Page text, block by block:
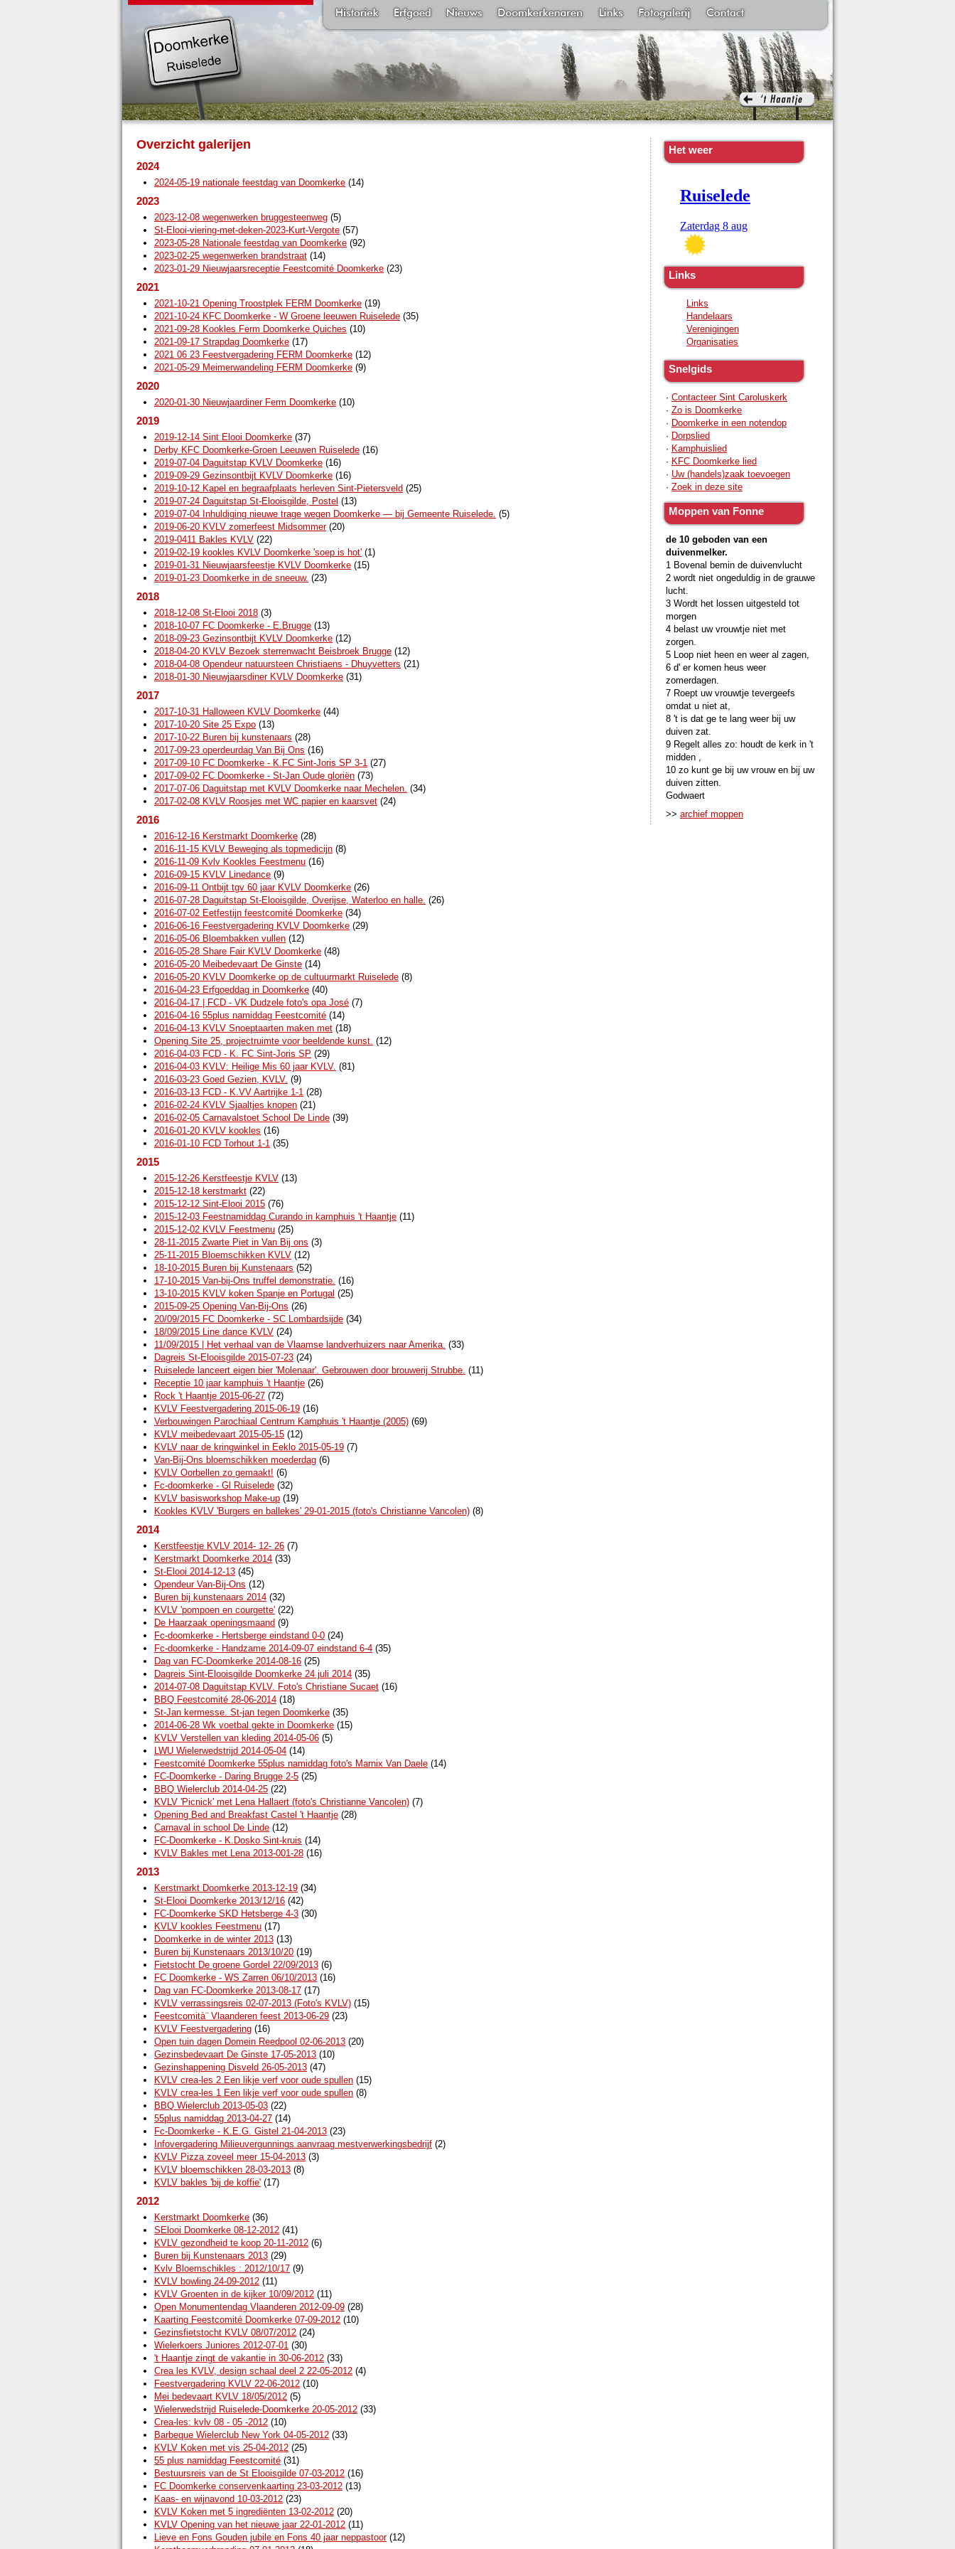
Overzicht galerijen
2024
2024-05-19 nationale feestdag van Doomkerke (14)
2023
2023-12-08 wegenwerken bruggesteenweg (5)
St-Elooi-viering-met-deken-2023-Kurt-Vergote (57)
2023-05-28 Nationale feestdag van Doomkerke (92)
2023-02-25 wegenwerken brandstraat (14)
2023-01-29 Nieuwjaarsreceptie Feestcomité Doomkerke (23)
2021
2021-10-21 Opening Troostplek FERM Doomkerke (19)
2021-10-24 KFC Doomkerke - W Groene leeuwen Ruiselede (35)
2021-09-28 Kookles Ferm Doomkerke Quiches (10)
2021-09-17 Strapdag Doomkerke (17)
2021 06 23 Feestvergadering FERM Doomkerke (12)
2021-05-29 Meimerwandeling FERM Doomkerke (9)
2020
2020-01-30 Nieuwjaardiner Ferm Doomkerke (10)
2019
2019-12-14 Sint Elooi Doomkerke (37)
Derby KFC Doomkerke-Groen Leeuwen Ruiselede (16)
2019-07-04 Daguitstap KVLV Doomkerke (16)
2019-09-29 Gezinsontbijt KVLV Doomkerke (16)
2019-10-12 Kapel en begraafplaats herleven Sint-Pietersveld (25)
2019-07-24 Daguitstap St-Elooisgilde, Postel (13)
2019-07-04 Inhuldiging nieuwe trage wegen Doomkerke — bij Gemeente Ruiselede. (5)
2019-06-20 KVLV zomerfeest Midsommer(20)
2019-0411 Bakles KVLV (22)
2019-02-19 kookles KVLV Doomkerke 'soep is hot' (1)
2019-01-31 Nieuwjaarsfeestje KVLV Doomkerke (15)
2019-01-23 Doomkerke in de sneeuw. (23)
2018
2018-12-08 St-Elooi 2018 (3)
2018-10-07 FC Doomkerke - E.Brugge (13)
2018-09-23 Gezinsontbijt KVLV Doomkerke (12)
2018-04-20 KVLV Bezoek sterrenwacht Beisbroek Brugge (12)
2018-04-08 Opendeur natuursteen Christiaens - Dhuyvetters (21)
2018-01-30 Nieuwjaarsdiner KVLV Doomkerke (31)
2017
2017-10-31 Halloween KVLV Doomkerke (44)
2017-10-20 Site 25 Expo (13)
2017-10-22 Buren bij kunstenaars (28)
2017-09-23 operdeurdag Van Bij Ons (16)
2017-09-10 FC Doomkerke - K.FC Sint-Joris SP 3-1 (27)
2017-09-02 FC Doomkerke - St-Jan Oude gloriën (73)
2017-07-06 Daguitstap met KVLV Doomkerke naar Mechelen. (34)
2017-02-08 KVLV Roosjes met WC papier en kaarsvet (24)
2016
2016-12-16 Kerstmarkt Doomkerke (28)
2016-11-15 KVLV Beweging als topmedicijn (8)
2016-11-09 Kvlv Kookles Feestmenu (16)
2016-09-15 KVLV Linedance (9)
2016-09-11 Ontbijt tgv 60 jaar KVLV Doomkerke (26)
2016-07-28 Daguitstap St-Elooisgilde, Overijse, Waterloo en halle. (26)
2016-07-02 Eetfestijn feestcomité Doomkerke (34)
2016-06-16 Feestvergadering KVLV Doomkerke (29)
2016-05-06 Bloembakken vullen (12)
2016-05-28 Share Fair KVLV Doomkerke (48)
2016-05-20 Meibedevaart De Ginste (14)
2016-05-20 KVLV Doomkerke op de cultuurmarkt Ruiselede (8)
2016-04-23 Erfgoeddag in Doomkerke (40)
2016-04-17 | FCD - VK Dudzele foto's opa José (7)
2016-04-16 55plus namiddag Feestcomité (14)
2016-04-13 KVLV Snoeptaarten maken met (18)
Opening Site 25, projectruimte voor beeldende kunst. (12)
2016-04-03 FCD - K. FC Sint-Joris SP (29)
2016-04-03 KVLV: Heilige Mis 60 jaar KVLV. (81)
2016-03-23 Goed Gezien, KVLV. (9)
2016-03-13 FCD - K.VV Aartrijke 1-1 (28)
2016-02-24 KVLV Sjaaltjes knopen (21)
2016-02-05 Carnavalstoet School De Linde (39)
2016-01-20 KVLV kookles (16)
2016-01-10 FCD Torhout 1-1 (35)
2015
2015-12-26 Kerstfeestje KVLV (13)
2015-12-18 kerstmarkt (22)
2015-12-12 Sint-Elooi 2015 (76)
2015-12-03 Feestnamiddag Curando in kamphuis 't Haantje (11)
2015-12-02 KVLV Feestmenu (25)
28-11-2015 Zwarte Piet in Van Bij ons (3)
25-11-2015 Bloemschikken KVLV (12)
18-10-2015 Buren bij Kunstenaars (52)
17-10-2015 Van-bij-Ons truffel demonstratie. (16)
13-10-2015 KVLV koken Spanje en Portugal (25)
2015-09-25 Opening Van-Bij-Ons (26)
20/09/2015 FC Doomkerke - SC Lombardsijde (34)
18/09/2015 Line dance KVLV (24)
11/09/2015 | Het verhaal van de Vlaamse landverhuizers naar Amerika. (33)
Dagreis St-Elooisgilde 2015-07-23 (24)
Ruiselede lanceert eigen bier 'Molenaar'. Gebrouwen door brouwerij Strubbe. (11)
Receptie 10 jaar kamphuis 't Haantje (26)
Rock 't Haantje 2015-06-27 (72)
KVLV Feestvergadering 2015-06-19 (16)
Verbouwingen Parochiaal Centrum Kamphuis 't Haantje (2005) (69)
KVLV meibedevaart 2015-05-15 (12)
KVLV naar de kringwinkel in Eeklo 2015-05-19 (7)
Van-Bij-Ons bloemschikken moederdag (6)
KVLV Oorbellen zo gemaakt! (6)
Fc-doomkerke - Gl Ruiselede (32)
KVLV basisworkshop Make-up (19)
Kookles KVLV 'Burgers en ballekes' 29-01-2015 (foto's Christianne Vancolen) (8)
2014
Kerstfeestje KVLV 2014- 12- 26 (7)
Kerstmarkt Doomkerke 2014 (33)
St-Elooi 2014-12-13 (45)
Opendeur Van-Bij-Ons (12)
Buren bij kunstenaars 2014 (32)
KVLV 'pompoen en courgette' (22)
De Haarzaak openingsmaand (9)
Fc-doomkerke - Hertsberge eindstand 0-0 (24)
Fc-doomkerke - Handzame 2014-09-07 eindstand 6-4 (35)
Dag van FC-Doomkerke 2014-08-16 (25)
Dagreis Sint-Elooisgilde Doomkerke 24 juli 2014 (35)
2014-07-08 Daguitstap KVLV. Foto's Christiane Sucaet (16)
BBQ Feestcomité 28-06-2014 (18)
St-Jan kermesse. St-jan tegen Doomkerke (35)
2014-06-28 Wk voetbal gekte in Doomkerke (15)
KVLV Verstellen van kleding 2014-05-06 (5)
LWU Wielerwedstrijd 2014-05-04 (14)
Feestcomité Doomkerke 55plus namiddag foto's Marnix Van Daele (14)
FC-Doomkerke - Daring Brugge 2-5 (25)
BBQ Wielerclub 2014-04-25 (22)
KVLV 'Picnick' met Lena Hallaert (foto's Christianne Vancolen) (7)
Opening Bed and Breakfast Castel 't Haantje (28)
Carnaval in school De Linde (12)
FC-Doomkerke - K.Dosko Sint-kruis (14)
KVLV Bakles met Lena 2013-001-28 (16)
2013
Kerstmarkt Doomkerke 2013-12-19 (34)
St-Elooi Doomkerke 2013/12/16 (42)
FC-Doomkerke SKD Hetsberge 4-3 (30)
KVLV kookles Feestmenu (17)
Doomkerke in de winter 2013 (13)
Buren bij Kunstenaars 2013/10/20 (19)
Fietstocht De groene Gordel 22/09/2013 (6)
FC Doomkerke - WS Zarren 06/10/2013 (16)
Dag van FC-Doomkerke 2013-08-17 (17)
KVLV verrassingsreis 02-07-2013 (Foto's KVLV) (15)
Feestcomità¨ Vlaanderen feest 2013-06-29 (23)
KVLV Feestvergadering (16)
Open tuin dagen Domein Reedpool 02-06-2013 (20)
Gezinsbedevaart De Ginste 17-05-2013 (10)
Gezinshappening Disveld 26-05-2013 (47)
KVLV crea-les 2 Een likje verf voor oude spullen (15)
KVLV crea-les 1 Een likje verf voor oude spullen (8)
BBQ Wielerclub 2013-05-03 (22)
55plus namiddag 2013-04-27 (14)
Fc-Doomkerke - K.E.G. Gistel 21-04-2013 (23)
Infovergadering Milieuvergunnings aanvraag mestverwerkingsbedrijf (2)
KVLV Pizza zoveel meer 15-04-2013 (3)
KVLV bloemschikken 28-03-2013 (8)
KVLV bakles 'bij de koffie' (17)
2012
Kerstmarkt Doomkerke (36)
SElooi Doomkerke 08-12-2012 (41)
KVLV gezondheid te koop 20-11-2012 (6)
Buren bij Kunstenaars 2013 (29)
Kvlv Bloemschikles : 2012/10/17 (9)
KVLV bowling 24-09-2012 (11)
KVLV Groenten in de kijker 10/09/2012 (11)
Open Monumentendag Vlaanderen 2012-09-09 (28)
Kaarting Feestcomité Doomkerke 07-09-2012 (10)
Gezinsfietstocht KVLV 08/07/2012 (24)
Wielerkoers Juniores 2012-07-01 (30)
't Haantje zingt de vakantie in 30-06-2012 (33)
Crea les KVLV, design schaal deel 2 22-05-2012 (4)
Feestvergadering KVLV 22-06-2012 (10)
Mei bedevaart KVLV 18/05/2012 (5)
Wielerwedstrijd Ruiselede-Doomkerke 20-05-2012 (33)
Crea-les: kvlv 08 - 05 -2012 (10)
Barbeque Wielerclub New York 04-05-2012 (33)
KVLV Koken met vis 25-04-2012 (25)
55 plus namiddag Feestcomité (31)
Bestuursreis van de St Elooisgilde 07-03-2012 (16)
FC Doomkerke conservenkaarting 23-03-2012 (13)
Kaas- en wijnavond 10-03-2012 (23)
KVLV Koken met 5 ingrediënten 13-02-2012 (20)
KVLV Opening van het nieuwe jaar 22-01-2012 (11)
Lieve en Fons Gouden jubile en Fons 40 jaar neppastoor(12)
Het weer
Links
Links
Handelaars
Verenigingen
Organisaties
Snelgids
· Contacteer Sint Caroluskerk
· Zo is Doomkerke
· Doomkerke in een notendop
· Dorpslied
· Kamphuislied
· KFC Doomkerke lied
· Uw (handels)zaak toevoegen
· Zoek in deze site
Moppen van Fonne
de 10 geboden van een
duivenmelker.
1 Bovenal bemin de duivenvlucht
2 wordt niet ongeduldig in de grauwe
lucht.
3 Wordt het lossen uitgesteld tot
morgen
4 belast uw vrouwtje niet met
zorgen.
5 Loop niet heen en weer al zagen,
6 d' er komen heus weer
zomerdagen.
7 Roept uw vrouwtje tevergeefs
omdat u niet at,
8 't is dat ge te lang weer bij uw
duiven zat.
9 Regelt alles zo: houdt de kerk in 't
midden ,
10 zo kunt ge bij uw vrouw en bij uw
duiven zitten.
Godwaert
>> archief moppen